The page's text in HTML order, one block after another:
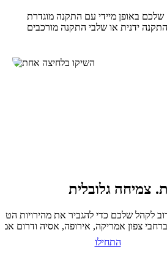
שלכם באופן מיידי עם התקנה מוגדרת
צמיחה גלובלית
לקהל שלכם כדי להגביר את מהירויות
ברחבי צפון אמריקה, אירופה, אסיה ודרום
התחילו